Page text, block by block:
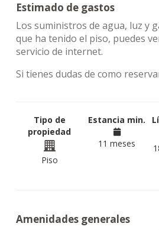
Estimado de gastos
Los suministros de agua, luz y
que ha tenido el piso, puedes
servicio de internet.
Si tienes dudas de como
Tipo de
propiedad
Piso
Estancia min.
11 meses
Amenidades generales